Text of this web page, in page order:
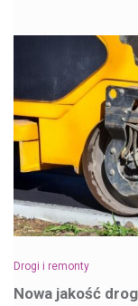
Drogi i remonty
Nowa jakość